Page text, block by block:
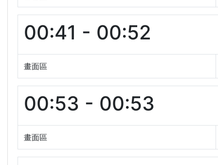
00:41 - 00:52
畫面區
00:53 - 00:53
畫面區